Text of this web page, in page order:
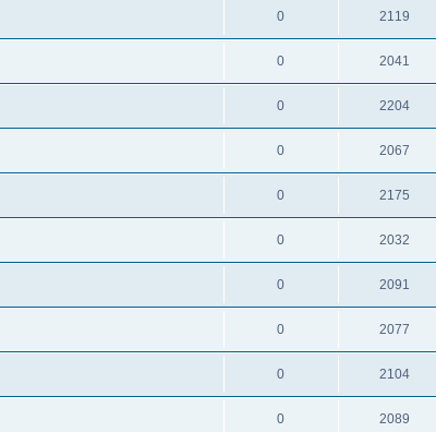
0 2119
0 2041
0 2204
0 2067
0 2175
0 2032
0 2091
0 2077
0 2104
0 2089